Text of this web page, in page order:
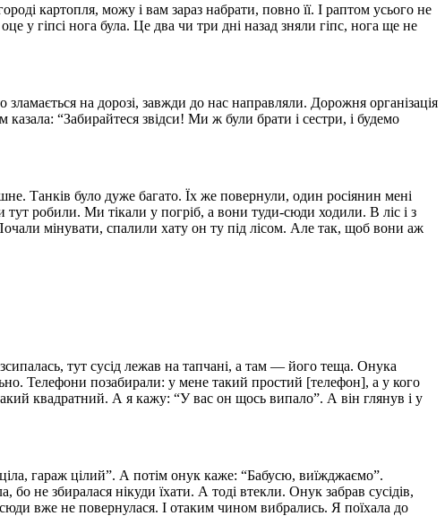
картопля, можу і вам зараз набрати, повно її. І раптом усього не
у гіпсі нога була. Це два чи три дні назад зняли гіпс, нога ще не
на дорозі, завжди до нас направляли. Дорожня організація
“Забирайтеся звідси! Ми ж були брати і сестри, і будемо
Танків було дуже багато. Їх же повернули, один росіянин мені
робили. Ми тікали у погріб, а вони туди-сюди ходили. В ліс і з
мінувати, спалили хату он ту під лісом. Але так, щоб вони аж
тут сусід лежав на тапчані, а там — його теща. Онука
Телефони позабирали: у мене такий простий [телефон], а у кого
квадратний. А я кажу: “У вас он щось випало”. А він глянув і у
гараж цілий”. А потім онук каже: “Бабусю, виїжджаємо”.
не збиралася нікуди їхати. А тоді втекли. Онук забрав сусідів,
сюди вже не повернулася. І отаким чином вибрались. Я поїхала до